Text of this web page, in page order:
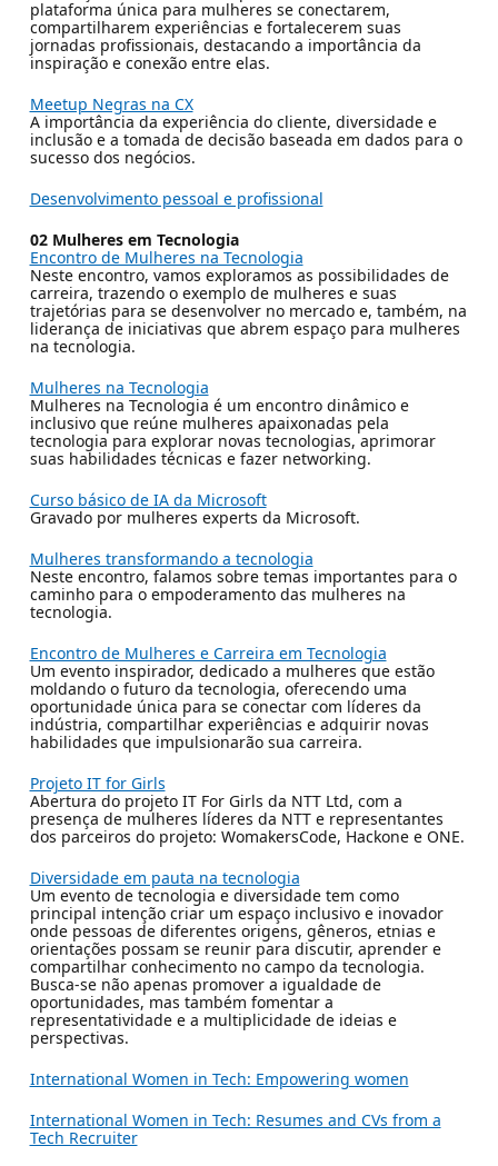
plataforma única para mulheres se conectarem,
compartilharem experiências e fortalecerem suas
jornadas profissionais, destacando a importância da
inspiração e conexão entre elas.
Meetup Negras na CX
A importância da experiência do cliente, diversidade e
inclusão e a tomada de decisão baseada em dados para o
sucesso dos negócios.
Desenvolvimento pessoal e profissional
02 Mulheres em Tecnologia
Encontro de Mulheres na Tecnologia
Neste encontro, vamos exploramos as possibilidades de
carreira, trazendo o exemplo de mulheres e suas
trajetórias para se desenvolver no mercado e, também, na
liderança de iniciativas que abrem espaço para mulheres
na tecnologia.
Mulheres na Tecnologia
Mulheres na Tecnologia é um encontro dinâmico e
inclusivo que reúne mulheres apaixonadas pela
tecnologia para explorar novas tecnologias, aprimorar
suas habilidades técnicas e fazer networking.
Curso básico de IA da Microsoft
Gravado por mulheres experts da Microsoft.
Mulheres transformando a tecnologia
Neste encontro, falamos sobre temas importantes para o
caminho para o empoderamento das mulheres na
tecnologia.
Encontro de Mulheres e Carreira em Tecnologia
Um evento inspirador, dedicado a mulheres que estão
moldando o futuro da tecnologia, oferecendo uma
oportunidade única para se conectar com líderes da
indústria, compartilhar experiências e adquirir novas
habilidades que impulsionarão sua carreira.
Projeto IT for Girls
Abertura do projeto IT For Girls da NTT Ltd, com a
presença de mulheres líderes da NTT e representantes
dos parceiros do projeto: WomakersCode, Hackone e ONE.
Diversidade em pauta na tecnologia
Um evento de tecnologia e diversidade tem como
principal intenção criar um espaço inclusivo e inovador
onde pessoas de diferentes origens, gêneros, etnias e
orientações possam se reunir para discutir, aprender e
compartilhar conhecimento no campo da tecnologia.
Busca-se não apenas promover a igualdade de
oportunidades, mas também fomentar a
representatividade e a multiplicidade de ideias e
perspectivas.
International Women in Tech: Empowering women
International Women in Tech: Resumes and CVs from a
Tech Recruiter